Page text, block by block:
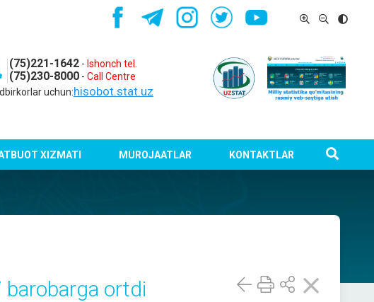
(75)221-1642- Ishonch tel.
(75)230-8000- Call Centre
uchun:hisobot.stat.uz
XIZMATI MUROJAATLAR KONTAKTLAR
ortdi